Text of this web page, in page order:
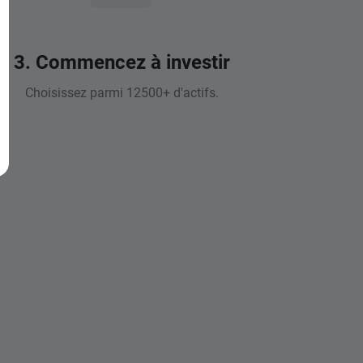
3. Commencez à investir
Choisissez parmi 12500+ d'actifs.